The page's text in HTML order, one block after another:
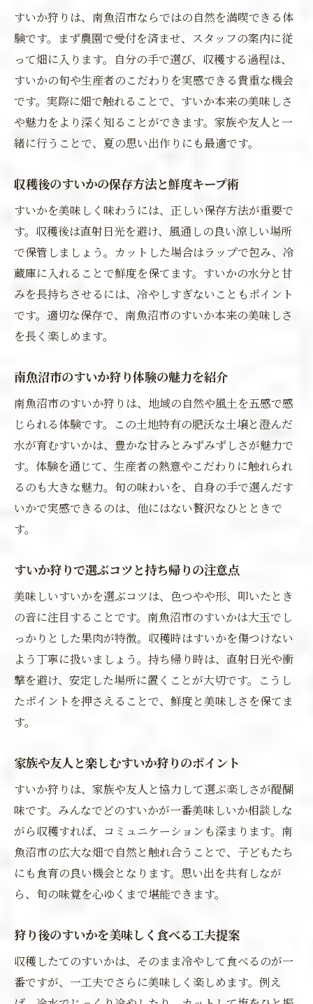
すいか狩りは、南魚沼市ならではの自然を満喫できる体
験です。まず農園で受付を済ませ、スタッフの案内に従
って畑に入ります。自分の手で選び、収穫する過程は、
すいかの旬や生産者のこだわりを実感できる貴重な機会
です。実際に畑で触れることで、すいか本来の美味しさ
や魅力をより深く知ることができます。家族や友人と一
緒に行うことで、夏の思い出作りにも最適です。
収穫後のすいかの保存方法と鮮度キープ術
すいかを美味しく味わうには、正しい保存方法が重要で
す。収穫後は直射日光を避け、風通しの良い涼しい場所
で保管しましょう。カットした場合はラップで包み、冷
蔵庫に入れることで鮮度を保てます。すいかの水分と甘
みを長持ちさせるには、冷やしすぎないこともポイント
です。適切な保存で、南魚沼市のすいか本来の美味しさ
を長く楽しめます。
南魚沼市のすいか狩り体験の魅力を紹介
南魚沼市のすいか狩りは、地域の自然や風土を五感で感
じられる体験です。この土地特有の肥沃な土壌と澄んだ
水が育むすいかは、豊かな甘みとみずみずしさが魅力で
す。体験を通じて、生産者の熱意やこだわりに触れられ
るのも大きな魅力。旬の味わいを、自身の手で選んだす
いかで実感できるのは、他にはない贅沢なひとときで
す。
すいか狩りで選ぶコツと持ち帰りの注意点
美味しいすいかを選ぶコツは、色つやや形、叩いたとき
の音に注目することです。南魚沼市のすいかは大玉でし
っかりとした果肉が特徴。収穫時はすいかを傷つけない
よう丁寧に扱いましょう。持ち帰り時は、直射日光や衝
撃を避け、安定した場所に置くことが大切です。こうし
たポイントを押さえることで、鮮度と美味しさを保てま
す。
家族や友人と楽しむすいか狩りのポイント
すいか狩りは、家族や友人と協力して選ぶ楽しさが醍醐
味です。みんなでどのすいかが一番美味しいか相談しな
がら収穫すれば、コミュニケーションも深まります。南
魚沼市の広大な畑で自然と触れ合うことで、子どもたち
にも食育の良い機会となります。思い出を共有しなが
ら、旬の味覚を心ゆくまで堪能できます。
狩り後のすいかを美味しく食べる工夫提案
収穫したてのすいかは、そのまま冷やして食べるのが一
番ですが、一工夫でさらに美味しく楽しめます。例え